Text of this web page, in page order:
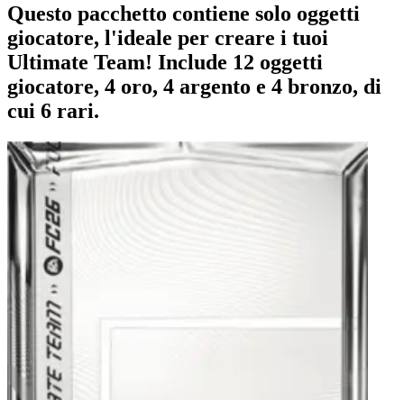
Questo pacchetto contiene solo oggetti
giocatore, l'ideale per creare i tuoi
Ultimate Team! Include 12 oggetti
giocatore, 4 oro, 4 argento e 4 bronzo, di
cui 6 rari.